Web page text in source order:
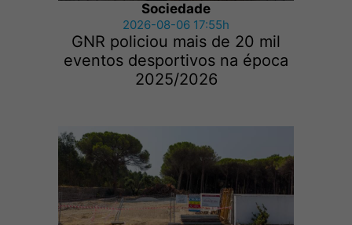
Sociedade
2026-08-06 17:55h
GNR policiou mais de 20 mil
eventos desportivos na época
2025/2026